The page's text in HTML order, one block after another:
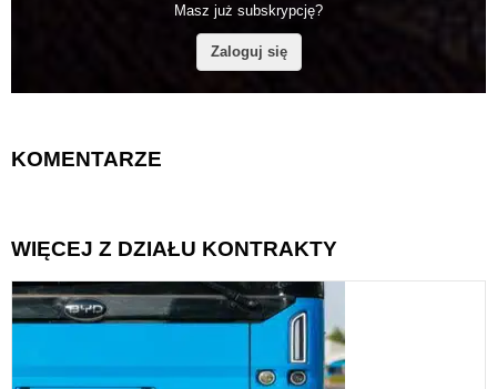
Masz już subskrypcję?
Zaloguj się
KOMENTARZE
WIĘCEJ Z DZIAŁU KONTRAKTY